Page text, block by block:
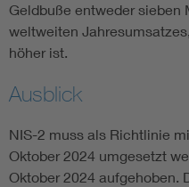
Geldbuße entweder sieben
weltweiten
höher ist.
Ausblick
NIS-2 muss als Richtlinie
Oktober 2024 umgesetzt
Oktober 2024 aufgehoben.